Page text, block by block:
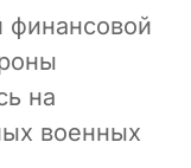
финансовой
на
военных